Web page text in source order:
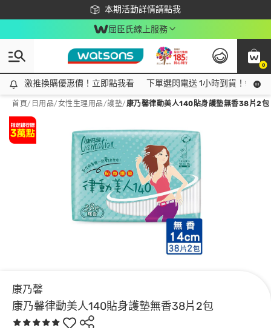
本期活動詳情請點我
下載app最高回饋$350
屈臣氏線上服務
0
激推換購優惠價！立即點我看
激推換購優惠價！立即點我看 下單選閃電送 1小時到貨！領神
首頁/ 日用品/女性生理用品/護墊/康乃馨律動美人140貼身護墊無香38片2包
康乃馨
康乃馨律動美人140貼身護墊無香38片2包